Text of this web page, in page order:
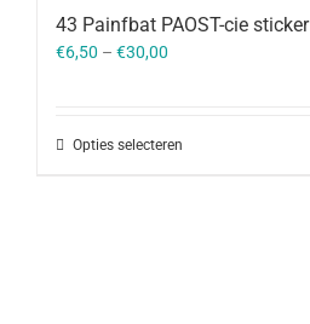
43 Painfbat PAOST-cie sticker
€6,50 – €30,00
Opties selecteren